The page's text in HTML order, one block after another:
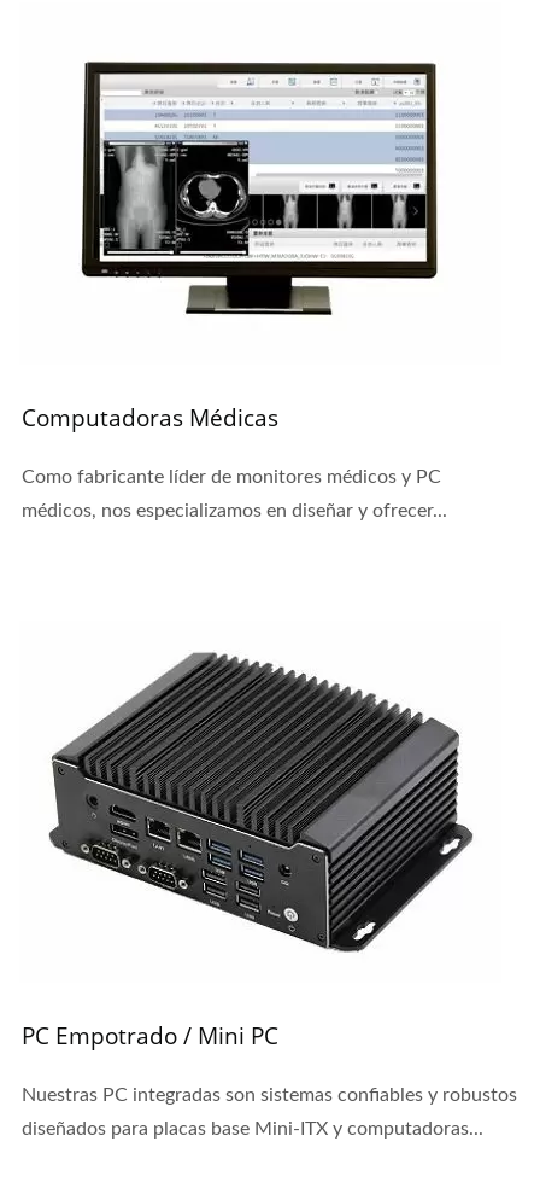
Computadoras Médicas
Como fabricante líder de monitores médicos y PC
médicos, nos especializamos en diseñar y ofrecer...
PC Empotrado / Mini PC
Nuestras PC integradas son sistemas confiables y robustos
diseñados para placas base Mini-ITX y computadoras...